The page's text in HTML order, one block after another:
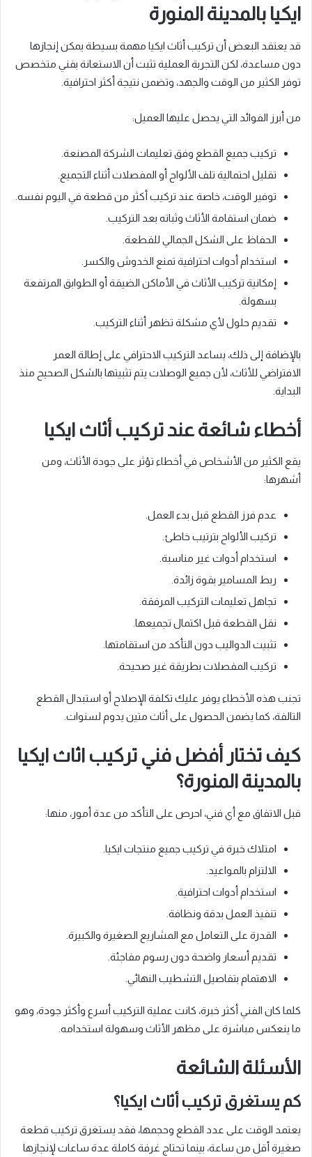
ايكيا بالمدينة المنورة
قد يعتقد البعض أن تركيب أثاث ايكيا مهمة بسيطة يمكن إنجازها
دون مساعدة، لكن التجربة العملية تثبت أن الاستعانة بفني متخصص
توفر الكثير من الوقت والجهد، وتضمن نتيجة أكثر احترافية.
من أبرز الفوائد التي يحصل عليها العميل:
تركيب جميع القطع وفق تعليمات الشركة المصنعة.
تقليل احتمالية تلف الألواح أو المفصلات أثناء التجميع.
توفير الوقت، خاصة عند تركيب أكثر من قطعة في اليوم نفسه.
ضمان استقامة الأثاث وثباته بعد التركيب.
الحفاظ على الشكل الجمالي للقطعة.
استخدام أدوات احترافية تمنع الخدوش والكسر.
إمكانية تركيب الأثاث في الأماكن الضيقة أو الطوابق المرتفعة
بسهولة.
تقديم حلول لأي مشكلة تظهر أثناء التركيب.
بالإضافة إلى ذلك، يساعد التركيب الاحترافي على إطالة العمر
الافتراضي للأثاث، لأن جميع الوصلات يتم تثبيتها بالشكل الصحيح منذ
البداية.
أخطاء شائعة عند تركيب أثاث ايكيا
يقع الكثير من الأشخاص في أخطاء تؤثر على جودة الأثاث، ومن
أشهرها:
عدم فرز القطع قبل بدء العمل.
تركيب الألواح بترتيب خاطئ.
استخدام أدوات غير مناسبة.
ربط المسامير بقوة زائدة.
تجاهل تعليمات التركيب المرفقة.
نقل القطعة قبل اكتمال تجميعها.
تثبيت الدواليب دون التأكد من استقامتها.
تركيب المفصلات بطريقة غير صحيحة.
تجنب هذه الأخطاء يوفر عليك تكلفة الإصلاح أو استبدال القطع
التالفة، كما يضمن الحصول على أثاث متين يدوم لسنوات.
كيف تختار أفضل فني تركيب اثاث ايكيا
بالمدينة المنورة؟
قبل الاتفاق مع أي فني، احرص على التأكد من عدة أمور، منها:
امتلاك خبرة في تركيب جميع منتجات ايكيا.
الالتزام بالمواعيد.
استخدام أدوات احترافية.
تنفيذ العمل بدقة ونظافة.
القدرة على التعامل مع المشاريع الصغيرة والكبيرة.
تقديم أسعار واضحة دون رسوم مفاجئة.
الاهتمام بتفاصيل التشطيب النهائي.
كلما كان الفني أكثر خبرة، كانت عملية التركيب أسرع وأكثر جودة، وهو
ما ينعكس مباشرة على مظهر الأثاث وسهولة استخدامه.
الأسئلة الشائعة
كم يستغرق تركيب أثاث ايكيا؟
يعتمد الوقت على عدد القطع وحجمها، فقد يستغرق تركيب قطعة
صغيرة أقل من ساعة، بينما تحتاج غرفة كاملة عدة ساعات لإنجازها